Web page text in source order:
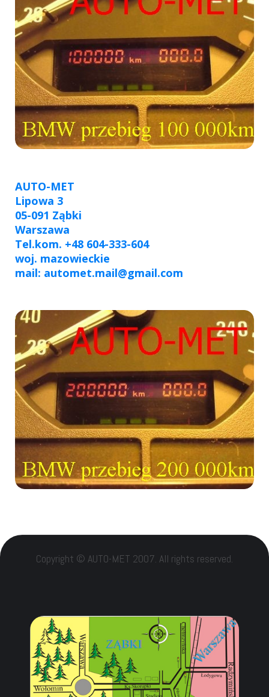
AUTO-MET
Lipowa 3
05-091 Ząbki
Warszawa
Tel.kom. +48 604-333-604
woj. mazowieckie
mail: automet.mail@gmail.com
Copyright © AUTO-MET 2007. All rights reserved.